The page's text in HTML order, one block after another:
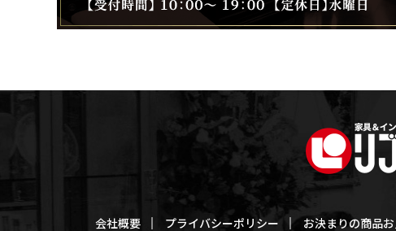
会社概要 プライバシーポリシー お決まりの商品